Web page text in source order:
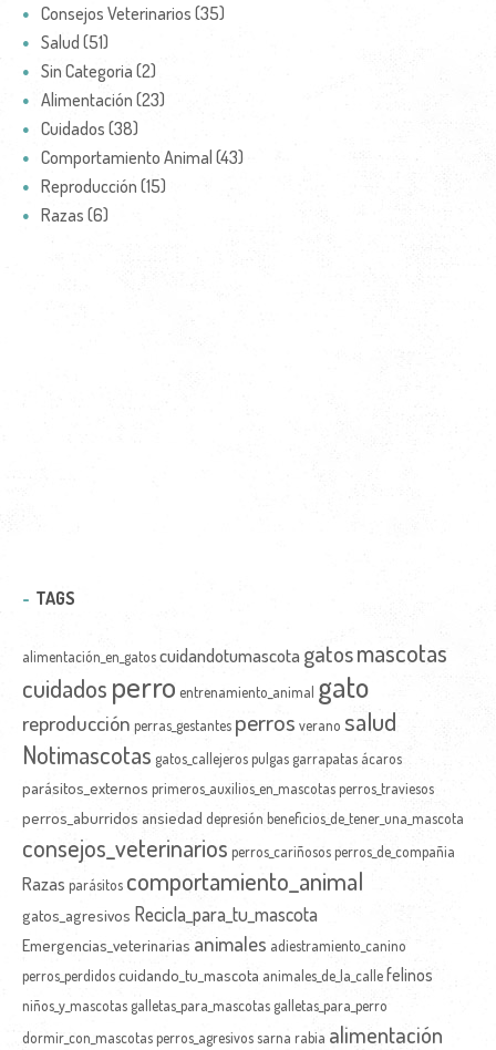
Consejos Veterinarios (35)
Salud (51)
Sin Categoria (2)
Alimentación (23)
Cuidados (38)
Comportamiento Animal (43)
Reproducción (15)
Razas (6)
TAGS
alimentación_en_gatoscuidandotumascota gatosmascotas
cuidados perro entrenamiento_animal gato
reproducción perras_gestantes perros verano salud
Notimascotas gatos_callejeros pulgas garrapatas ácaros
parásitos_externos primeros_auxilios_en_mascotas perros_traviesos
perros_aburridos ansiedad depresión beneficios_de_tener_una_mascota
consejos_veterinarios perros_cariñososperros_de_compañia
Razas parásitos comportamiento_animal
gatos_agresivos Recicla_para_tu_mascota
Emergencias_veterinarias animales adiestramiento_canino
perros_perdidoscuidando_tu_mascota animales_de_la_callefelinos
niños_y_mascotas galletas_para_mascotas galletas_para_perro
dormir_con_mascotasperros_agresivossarna rabia alimentación